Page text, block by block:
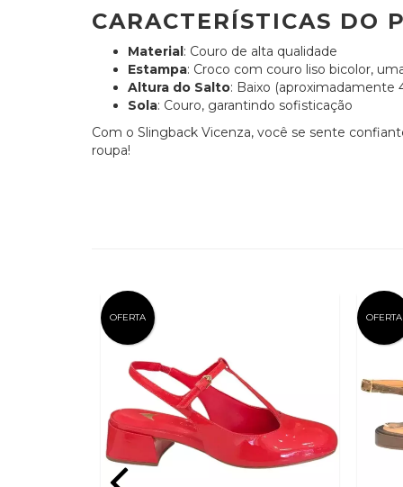
CARACTERÍSTICAS DO
Material: Couro de alta qualidade
Estampa: Croco com couro liso bicolor,
Altura do Salto: Baixo (aproximadamente
Sola: Couro, garantindo sofisticação
Com o Slingback Vicenza, você se sente
roupa!
OFERTA OFERTA